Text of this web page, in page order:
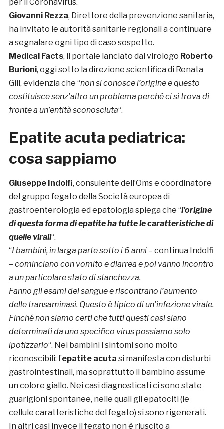
Giovanni Rezza, Direttore della prevenzione sanitaria,
ha invitato le autorità sanitarie regionali a continuare
a segnalare ogni tipo di caso sospetto.
Medical Facts, il portale lanciato dal virologo Roberto
Burioni, oggi sotto la direzione scientifica di Renata
Gili, evidenzia che “non si conosce l’origine e questo
costituisce senz’altro un problema perché ci si trova di
fronte a un’entità sconosciuta“.
Epatite acuta pediatrica:
cosa sappiamo
Giuseppe Indolfi, consulente dell’Oms e coordinatore
del gruppo fegato della Società europea di
gastroenterologia ed epatologia spiega che “l’origine
di questa forma di epatite ha tutte le caratteristiche di
quelle virali“.
“I bambini, in larga parte sotto i 6 anni– continua Indolfi
– cominciano con vomito e diarrea e poi vanno incontro
a un particolare stato di stanchezza.
Fanno gli esami del sangue e riscontrano l’aumento
delle transaminasi. Questo è tipico di un’infezione virale.
Finché non siamo certi che tutti questi casi siano
determinati da uno specifico virus possiamo solo
ipotizzarlo“. Nei bambini i sintomi sono molto
riconoscibili: l’epatite acuta si manifesta con disturbi
gastrointestinali, ma soprattutto il bambino assume
un colore giallo. Nei casi diagnosticati ci sono state
guarigioni spontanee, nelle quali gli epatociti (le
cellule caratteristiche del fegato) si sono rigenerati.
In altri casi invece il fegato non è riuscito a